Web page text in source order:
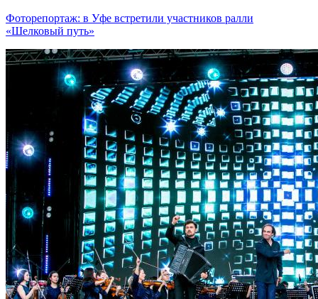
Фоторепортаж: в Уфе встретили участников ралли
«Шелковый путь»